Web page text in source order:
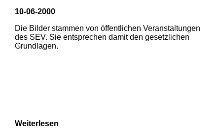
6
10-06-2000
Die Bilder stammen von öffentlichen Veranstaltungen
des SEV. Sie entsprechen damit den gesetzlichen
Grundlagen.
Weiterlesen